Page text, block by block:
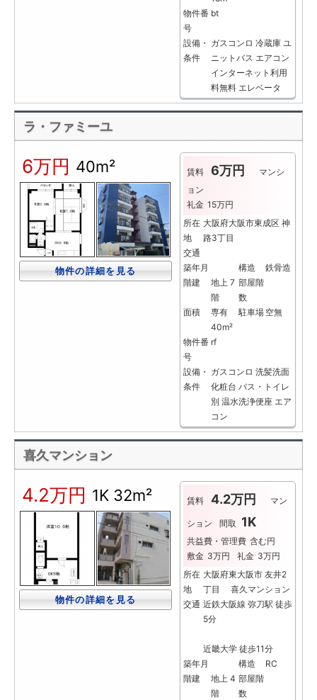
物件番
号
bt
設備・
条件
ガスコンロ 冷蔵庫 ユ
ニットバス エアコン
インターネット利用
料無料 エレベータ
ラ・ファミーユ
6万円 40m²
物件の詳細を見る
賃料 6万円
マンシ
ョン
礼金 15万円
所在
地
大阪府大阪市東成区 神
路3丁目
交通
築年月
構造
鉄骨造
階建
地上 7
階
部屋階
数
面積
専有
40m²
駐車場 空無
物件番
号
rf
設備・
条件
ガスコンロ 洗髪洗面
化粧台 バス・トイレ
別 温水洗浄便座 エア
コン
喜久マンション
4.2万円 1K 32m²
物件の詳細を見る
賃料 4.2万円 マン
ション 間取 1K
共益費・管理費 含む円
敷金 3万円 礼金 3万円
所在
地
大阪府東大阪市 友井2
丁目 喜久マンション
交通 近鉄大阪線 弥刀駅 徒歩
5分
近畿大学 徒歩11分
築年月
構造
RC
階建
地上 4
階
部屋階
数